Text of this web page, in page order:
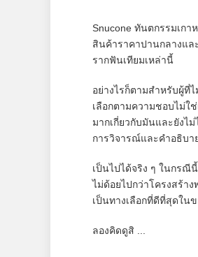
Snucone ทันตกรรมเกา
สินค้าราคาปานกลางแล
รากฟันเทียมเหล่านี้
อย่างไรก็ตามสำหรับผู้ที่
เลือกตามความชอบไม่ใ
มากเกี่ยวกับมันและยัง
การวิจารณ์และคำอธิบา
เป็นไปได้จริง ๆ ในกรณี
ไม่ด้อยไปกว่าโครงสร้า
เป็นทางเลือกที่ดีที่สุดใน
ลองคิดดูสิ ...